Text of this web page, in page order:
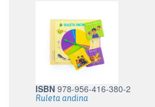
ISBN 978-956-416-380-2
Ruleta andina